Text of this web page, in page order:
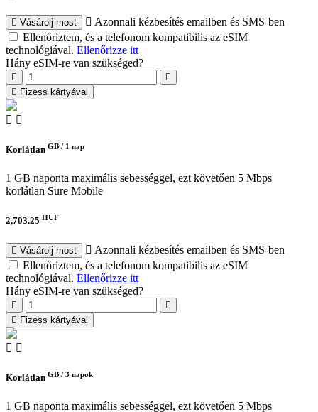
Vásárolj most
Azonnali kézbesítés emailben és SMS-ben
Ellenőriztem, és a telefonom kompatibilis az eSIM
technológiával. Ellenőrizze itt
Hány eSIM-re van szükséged?
Fizess kártyával
Korlátlan GB / 1 nap
1 GB naponta maximális sebességgel, ezt követően 5 Mbps
korlátlan Sure Mobile
2,703.25 HUF
Vásárolj most
Azonnali kézbesítés emailben és SMS-ben
Ellenőriztem, és a telefonom kompatibilis az eSIM
technológiával. Ellenőrizze itt
Hány eSIM-re van szükséged?
Fizess kártyával
Korlátlan GB / 3 napok
1 GB naponta maximális sebességgel, ezt követően 5 Mbps